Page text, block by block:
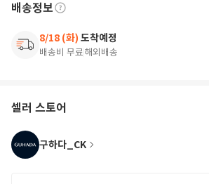
배송정보
8/18 (화) 도착예정
배송비 무료해외배송
셀러 스토어
구하다_CK